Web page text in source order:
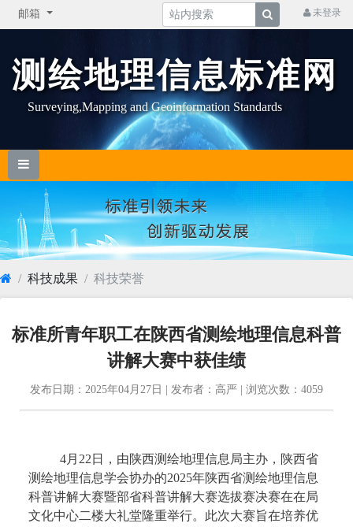
邮箱 未登录
测绘地理信息标准网
Surveying,Mapping and Geoinformation Standards
科技成果 科技荣誉
标准所青年职工在陕西省测绘地理信息科普
讲解大赛中获佳绩
发布日期：2025年04月27日 | 发布者：高严 | 浏览次数：4059
4月22日，由陕西测绘地理信息局主办，陕西省
测绘地理信息学会协办的2025年陕西省测绘地理信息
科普讲解大赛暨部省科普讲解大赛选拔赛决赛在在局
文化中心二楼大礼堂隆重举行。此次大赛旨在培养优